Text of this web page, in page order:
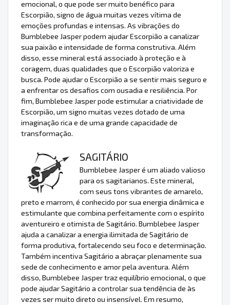
emocional, o que pode ser muito benéfico para
Escorpião, signo de água muitas vezes vítima de
emoções profundas e intensas. As vibrações do
Bumblebee Jasper podem ajudar Escorpião a canalizar
sua paixão e intensidade de forma construtiva. Além
disso, esse mineral está associado à proteção e à
coragem, duas qualidades que o Escorpião valoriza e
busca. Pode ajudar o Escorpião a se sentir mais seguro e
a enfrentar os desafios com ousadia e resiliência. Por
fim, Bumblebee Jasper pode estimular a criatividade de
Escorpião, um signo muitas vezes dotado de uma
imaginação rica e de uma grande capacidade de
transformação.
SAGITÁRIO
Bumblebee Jasper é um aliado valioso
para os sagitarianos. Este mineral,
com seus tons vibrantes de amarelo,
preto e marrom, é conhecido por sua energia dinâmica e
estimulante que combina perfeitamente com o espírito
aventureiro e otimista de Sagitário. Bumblebee Jasper
ajuda a canalizar a energia ilimitada de Sagitário de
forma produtiva, fortalecendo seu foco e determinação.
Também incentiva Sagitário a abraçar plenamente sua
sede de conhecimento e amor pela aventura. Além
disso, Bumblebee Jasper traz equilíbrio emocional, o que
pode ajudar Sagitário a controlar sua tendência de às
vezes ser muito direto ou insensível. Em resumo,